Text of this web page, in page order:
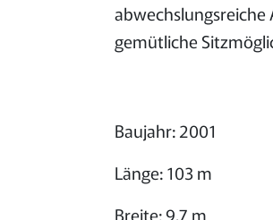
abwechslungsreiche
gemütliche
Baujahr: 2001
Länge: 103 m
Breite: 9,7 m